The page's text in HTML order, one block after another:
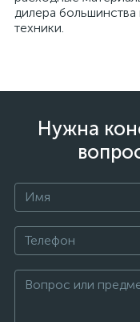
дилера
техники.
Нужна